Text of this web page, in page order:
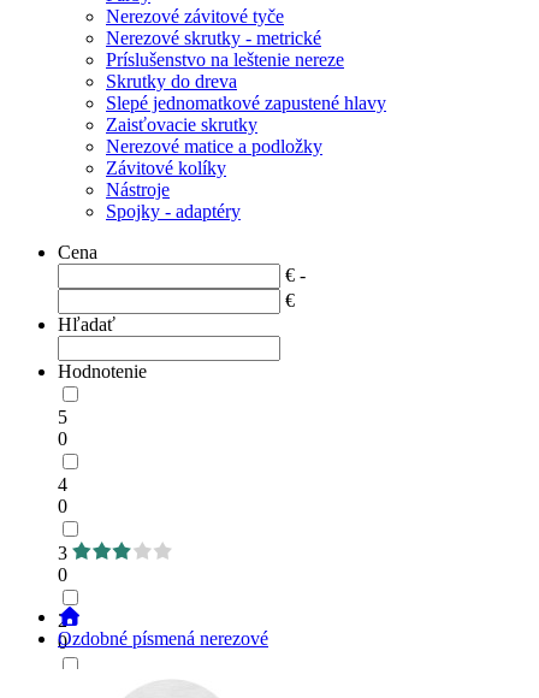
Nerezové závitové tyče
Nerezové skrutky - metrické
Príslušenstvo na leštenie nereze
Skrutky do dreva
Slepé jednomatkové zapustené hlavy
Zaisťovacie skrutky
Nerezové matice a podložky
Závitové kolíky
Nástroje
Spojky - adaptéry
Cena
€ -
€
Hľadať
Hodnotenie
5
0
4
0
3
0
2
0
Ozdobné písmená nerezové